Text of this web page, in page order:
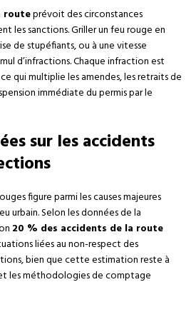
routeprévoit des circonstances
les sanctions. Griller un feu rouge en
de stupéfiants, ou à une vitesse
d’infractions. Chaque infraction est
qui multiplie les amendes, les retraits de
immédiate du permis par le
sur les accidents
figure parmi les causes majeures
urbain. Selon les données de la
20 % des accidents de la route
liées au non-respect des
bien que cette estimation reste à
les méthodologies de comptage